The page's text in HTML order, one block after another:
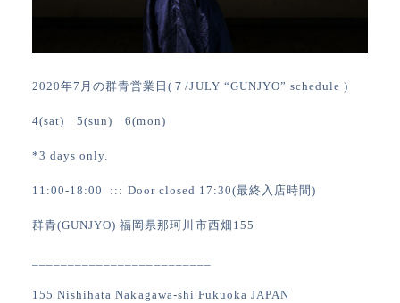
2020年7月の群青営業日(７/JULY “GUNJYO” schedule )
4(sat) 5(sun) 6(mon)
*3 days only.
11:00-18:00 ::: Door closed 17:30(最終入店時間)
群青(GUNJYO) 福岡県那珂川市西畑155
155 Nishihata Nakagawa-shi Fukuoka JAPAN